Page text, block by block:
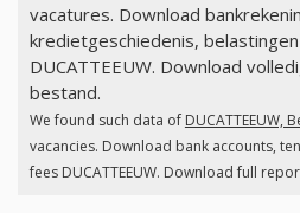
vacatures. Download
kredietgeschiedenis,
DUCATTEEUW. Download
bestand.
We found such data of DUCATTEEUW,
vacancies. Download bank accounts,
fees DUCATTEEUW. Download full